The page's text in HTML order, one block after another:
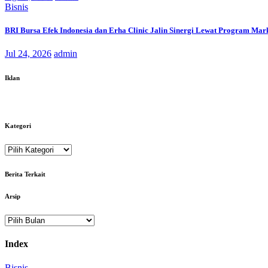
Bisnis
BRI Bursa Efek Indonesia dan Erha Clinic Jalin Sinergi Lewat Program
Jul 24, 2026 admin
Iklan
Kategori
Kategori
Berita Terkait
Arsip
Arsip
Index